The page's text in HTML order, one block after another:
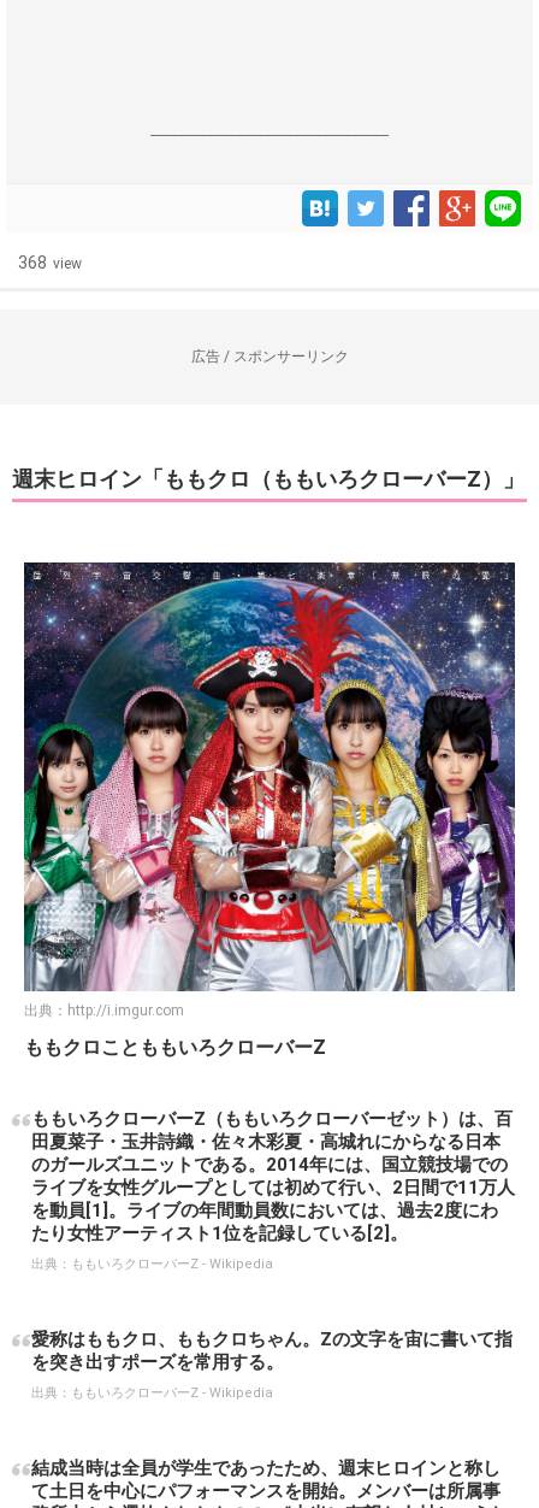
------------------------------------------------------------------
368 view
広告 / スポンサーリンク
週末ヒロイン「ももクロ（ももいろクローバーZ）」
出典： http://i.imgur.com
ももクロことももいろクローバーZ
ももいろクローバーZ（ももいろクローバーゼット）は、百
田夏菜子・玉井詩織・佐々木彩夏・高城れにからなる日本
のガールズユニットである。2014年には、国立競技場での
ライブを女性グループとしては初めて行い、2日間で11万人
を動員[1]。ライブの年間動員数においては、過去2度にわ
たり女性アーティスト1位を記録している[2]。
出典： ももいろクローバーZ - Wikipedia
愛称はももクロ、ももクロちゃん。Zの文字を宙に書いて指
を突き出すポーズを常用する。
出典： ももいろクローバーZ - Wikipedia
結成当時は全員が学生であったため、週末ヒロインと称し
て土日を中心にパフォーマンスを開始。メンバーは所属事